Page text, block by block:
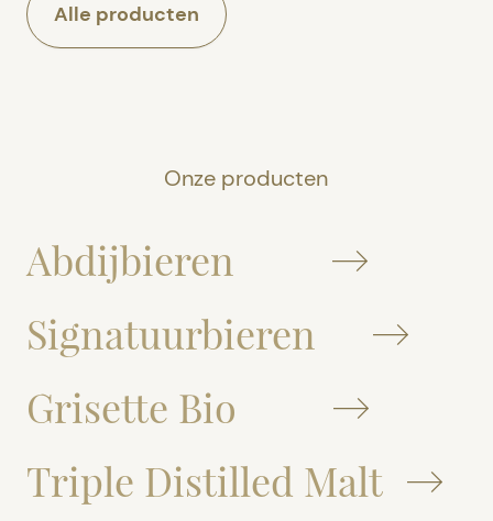
Alle producten
Onze producten
Abdijbieren
Signatuurbieren
Grisette Bio
Triple Distilled Malt